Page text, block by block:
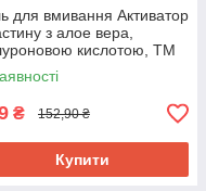
для вмивання Активатор
з алое вера,
кислотою, ТМ
100 мл
₴ 152,90 ₴
Купити